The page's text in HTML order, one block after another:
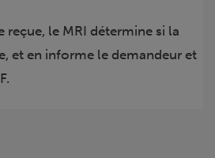
reçue, le MRI détermine si la
et en informe le demandeur et